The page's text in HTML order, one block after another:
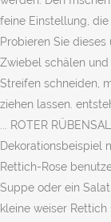
feine Einstellung,
Probieren Sie dieses
Zwiebel schälen
Streifen schneiden,
ziehen lassen.
... ROTER
Dekorationsbeispiel
Rettich-Rose
Suppe oder ein
kleine weiser Rettich